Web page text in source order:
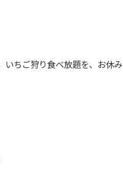
いちご狩り食べ放題を、お休み